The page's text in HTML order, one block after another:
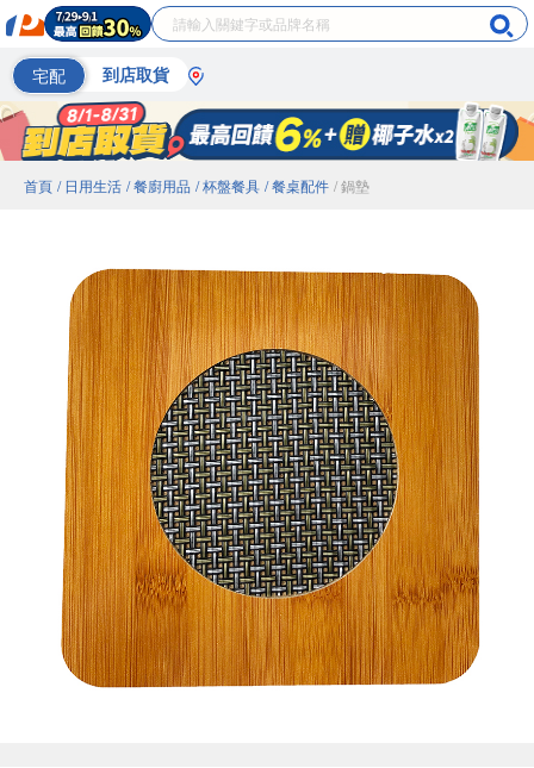
宅配 到店取貨
首頁 / 日用生活 / 餐廚用品 / 杯盤餐具 / 餐桌配件 / 鍋墊